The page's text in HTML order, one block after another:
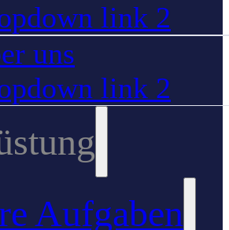
link 2
uns
link 2
Aufgaben